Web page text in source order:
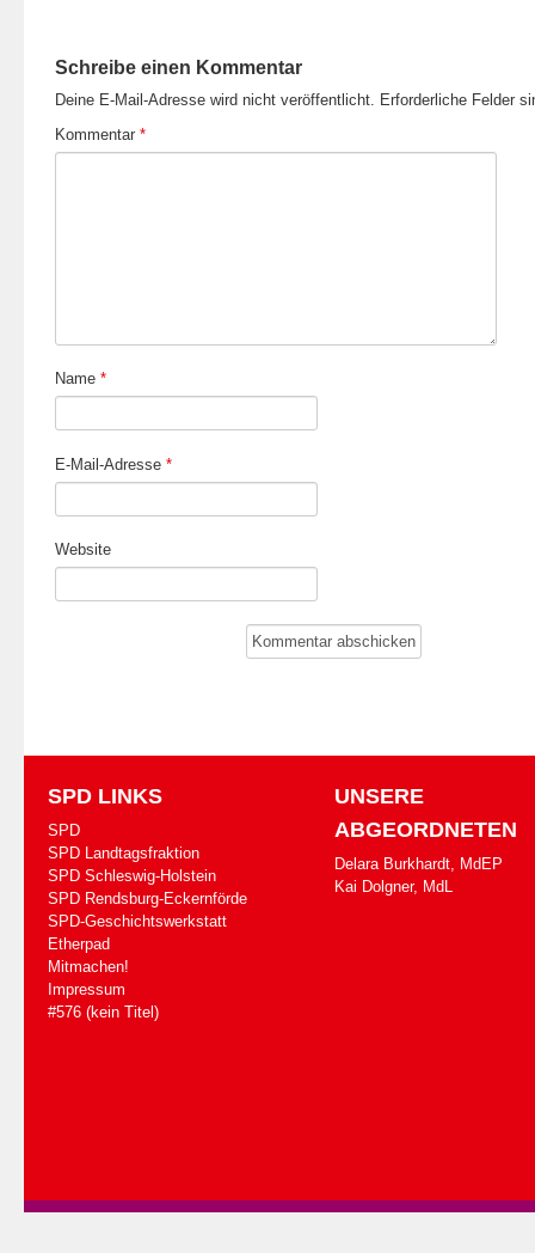
Schreibe einen Kommentar
Deine E-Mail-Adresse wird nicht veröffentlicht. Erforderliche Felder
Kommentar *
Name *
E-Mail-Adresse *
Website
SPD LINKS
SPD
SPD Landtagsfraktion
SPD Schleswig-Holstein
SPD Rendsburg-Eckernförde
SPD-Geschichtswerkstatt
Etherpad
Mitmachen!
Impressum
#576 (kein Titel)
UNSERE
ABGEORDNETEN
Delara Burkhardt, MdEP
Kai Dolgner, MdL